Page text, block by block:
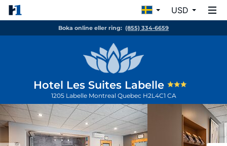
USD
Boka online eller ring: (855) 334-6659
Hotel Les Suites Labelle
1205 Labelle Montreal Quebec H2L4C1 CA